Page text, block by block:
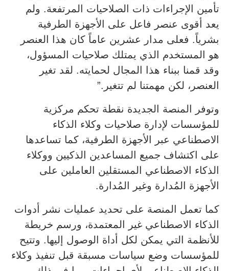
تأمين الإجراءات ذات الصلاحيات المرتفعة. ولم
يعد أقوى عنصر فاعل على الأجهزة الطرفية
بشرياً. فعلى مدار عشرين عاماً كان هذا العنصر
هو المستخدم الذي يمتلك صلاحيات المسؤول،
وقد قمنا ببناء هذا المجال لحمايته. لقد تغير
العنصر، لكن مهمتنا لم تتغير.”
وتوفر المنصة الجديدة نقطة تحكم مركزية
للمؤسسات لإدارة صلاحيات وكلاء الذكاء
الاصطناعي عبر الأجهزة الطرفية، كما تساعدها
على اكتشاف جميع المساعدين الذكيين ووكلاء
الذكاء الاصطناعي المستقلين العاملين على
الأجهزة المُدارة وغير المُدارة.
كما تعمل المنصة على تحديد عمليات نشر أدوات
الذكاء الاصطناعي غير المعتمدة، ورسم خريطة
للأنظمة التي يمكن لكل أداة الوصول إليها. وتتيح
للمؤسسات وضع سياسات مسبقة قبل تنفيذ وكلاء